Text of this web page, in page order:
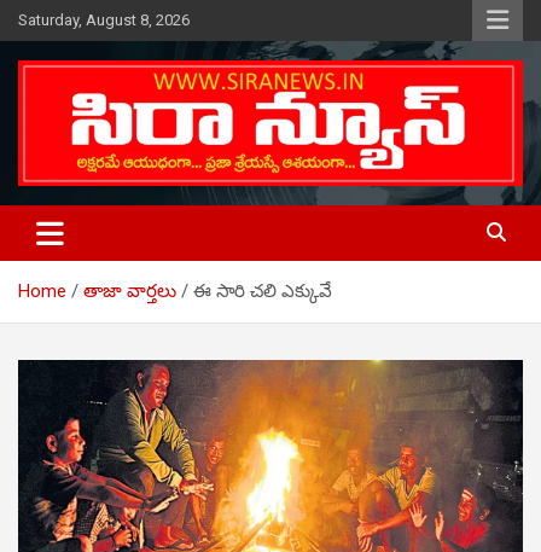
Skip
to
content
Saturday, August 8, 2026
SIRA NEWS
Telugu Online News Daily
Home తాజా వార్తలు ఈ సారి చలి ఎక్కువే